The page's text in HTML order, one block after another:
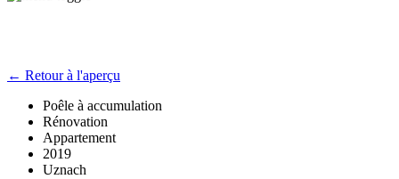
← Retour à l'aperçu
Poêle à accumulation
Rénovation
Appartement
2019
Uznach